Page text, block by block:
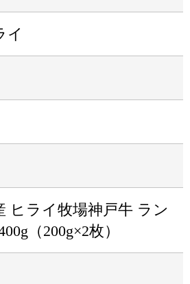
イ
ヒライ牧場神戸牛 ラン
（200g×2枚）